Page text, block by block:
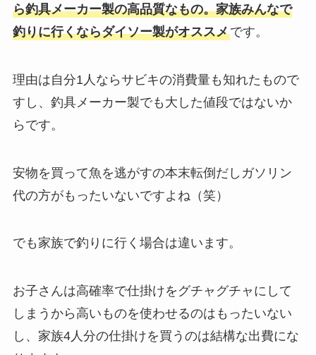
ら釣具メーカー製の高品質なもの。家族みんなで
釣りに行くならダイソー製がオススメです。
理由は自分1人ならサビキの消費量も知れたもので
すし、釣具メーカー製でも大した値段ではないか
らです。
安物を買って魚を逃がすの本末転倒だしガソリン
代の方がもったいないですよね（笑）
でも家族で釣りに行く場合は違います。
お子さんは高確率で仕掛けをグチャグチャにして
しまうから高いものを使わせるのはもったいない
し、家族4人分の仕掛けを買うのは結構な出費にな